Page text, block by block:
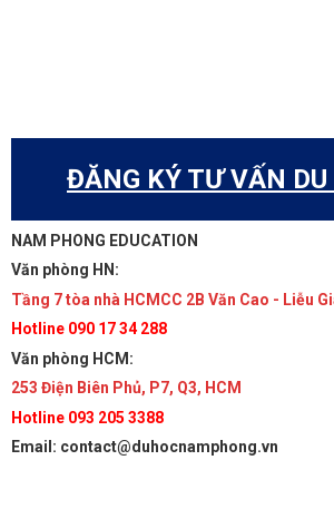
ĐĂNG KÝ TƯ VẤN DU
NAM PHONG EDUCATION
Văn phòng HN:
Tầng 7 tòa nhà HCMCC 2B Văn Cao - Liễu
Hotline 090 17 34 288
Văn phòng HCM:
253 Điện Biên Phủ, P7, Q3, HCM
Hotline 093 205 3388
Email: contact@duhocnamphong.vn